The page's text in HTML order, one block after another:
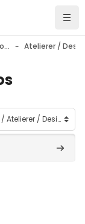
Bacheloruddannelse / Bachelor programme Atelierer /
Find